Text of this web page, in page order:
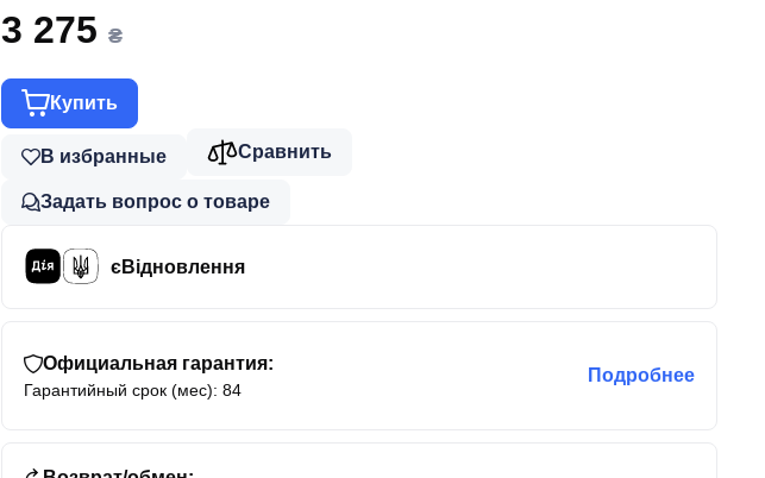
3 275 ₴
Купить
В избранные Сравнить
Задать вопрос о товаре
єВідновлення
Официальная гарантия:
Гарантийный срок (мес): 84
Подробнее